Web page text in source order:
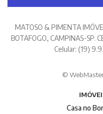
MATOSO & PIMENTA
BOTAFOGO, CAMPINAS-SP.
Celular: (19)
©
Casa no